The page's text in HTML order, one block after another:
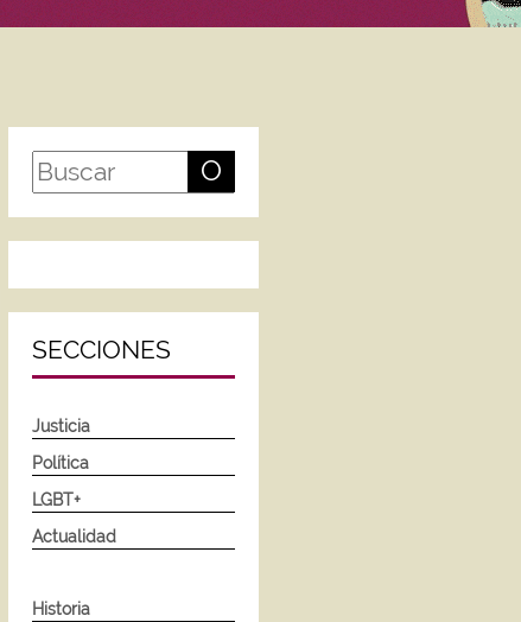
O
SECCIONES
Justicia
Política
LGBT+
Actualidad
Historia